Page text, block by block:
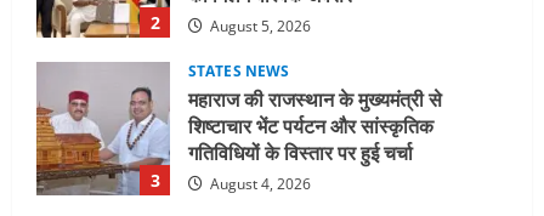
3 August 4, 2026
4
UTTARAKHAND NEWS
नोमुरा रिपोर्ट: जंग के कारण भारत को हर वर्ष
₹14.15 लाख करोड़ का नुकसान, जो देश की
जीडीपी का 4.3% के बराबर
August 3, 2026